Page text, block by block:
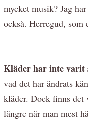
mycket musik? Jag
också. Herregud, som
Kläder har inte varit
vad det har ändrats
kläder. Dock finns
längre när man mest